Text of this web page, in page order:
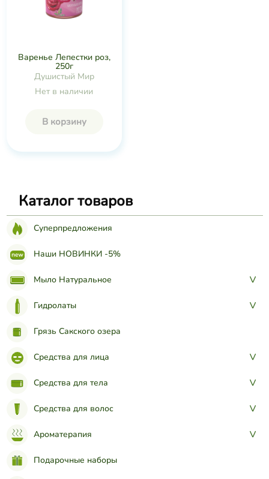
Каталог товаров
Суперпредложения
Наши НОВИНКИ -5%
Мыло Натуральное >
Гидролаты >
Грязь Сакского озера
Средства для лица >
Средства для тела >
Средства для волос >
Ароматерапия >
Подарочные наборы
Варенье Лепестки роз,
250г
Душистый Мир
Нет в наличии
В корзину